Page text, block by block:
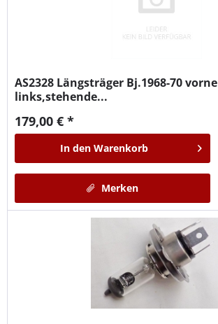
AS2328 Längsträger Bj.1968-70 vorne
links,stehende...
179,00 € *
In den Warenkorb
Merken